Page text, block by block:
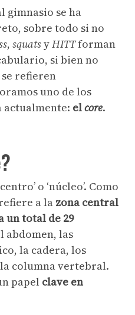
gimnasio se ha
sobre todo si no
, squatsyHITTforman
si bien no
se refieren
uno de los
actualmente: elcore.
?
o ‘núcleo’. Como
a la zona central
un total de 29
abdomen, las
la cadera, los
columna vertebral.
papel clave en